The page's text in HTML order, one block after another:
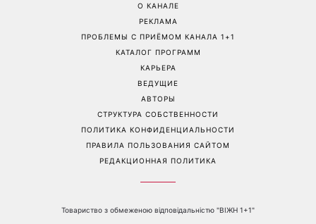
О КАНАЛЕ
РЕКЛАМА
ПРОБЛЕМЫ С ПРИЁМОМ КАНАЛА 1+1
КАТАЛОГ ПРОГРАММ
КАРЬЕРА
ВЕДУЩИЕ
АВТОРЫ
СТРУКТУРА СОБСТВЕННОСТИ
ПОЛИТИКА КОНФИДЕНЦИАЛЬНОСТИ
ПРАВИЛА ПОЛЬЗОВАНИЯ САЙТОМ
РЕДАКЦИОННАЯ ПОЛИТИКА
Товариство з обмеженою відповідальністю "ВІЖН 1+1"